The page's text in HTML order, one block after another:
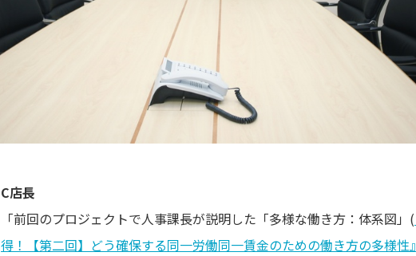
C店長
「前回のプロジェクトで人事課長が説明した「多様な働き方：体系図」(
得！【第二回】どう確保する同一労働同一賃金のための働き方の多様性』